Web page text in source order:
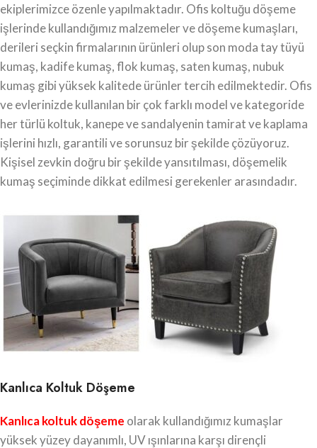
ekiplerimizce özenle yapılmaktadır. Ofis koltuğu döşeme
işlerinde kullandığımız malzemeler ve döşeme kumaşları,
derileri seçkin firmalarının ürünleri olup son moda tay tüyü
kumaş, kadife kumaş, flok kumaş, saten kumaş, nubuk
kumaş gibi yüksek kalitede ürünler tercih edilmektedir. Ofis
ve evlerinizde kullanılan bir çok farklı model ve kategoride
her türlü koltuk, kanepe ve sandalyenin tamirat ve kaplama
işlerini hızlı, garantili ve sorunsuz bir şekilde çözüyoruz.
Kişisel zevkin doğru bir şekilde yansıtılması, döşemelik
kumaş seçiminde dikkat edilmesi gerekenler arasındadır.
Kanlıca Koltuk Döşeme
Kanlıca koltuk döşeme olarak kullandığımız kumaşlar
yüksek yüzey dayanımlı, UV ışınlarına karşı dirençli